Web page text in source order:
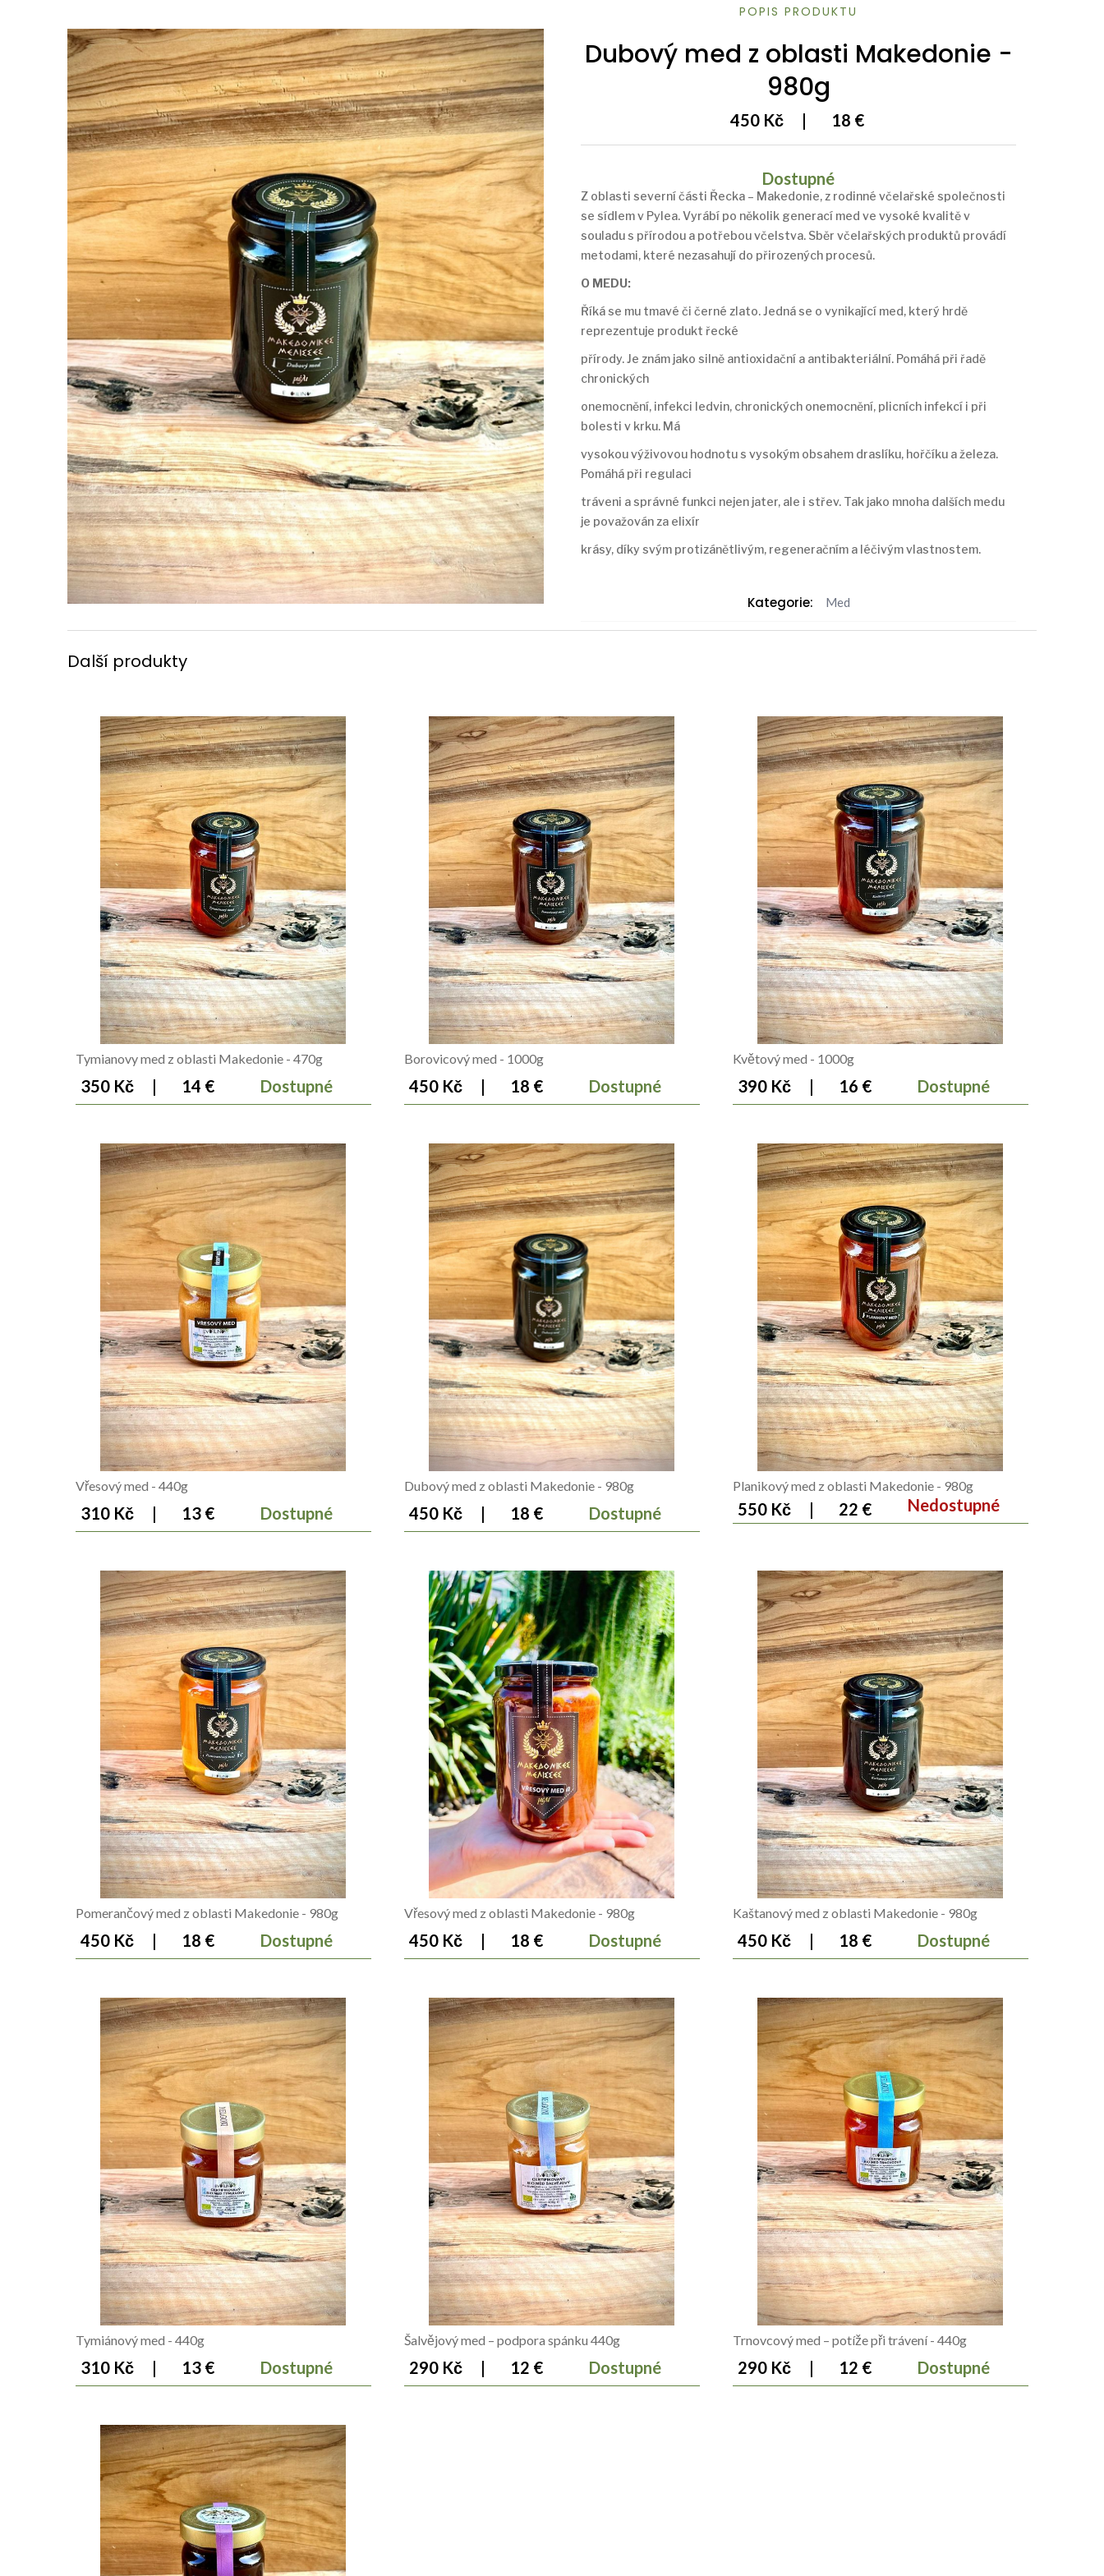
POPIS PRODUKTU
Dubový med z oblasti Makedonie -
980g
450 Kč | 18 €
Dostupné
Z oblasti severní části Řecka – Makedonie, z rodinné včelařské společnosti
se sídlem v Pylea. Vyrábí po několik generací med ve vysoké kvalitě v
souladu s přírodou a potřebou včelstva. Sběr včelařských produktů provádí
metodami, které nezasahují do přirozených procesů.
O MEDU:
Říká se mu tmavé či černé zlato. Jedná se o vynikající med, který hrdě
reprezentuje produkt řecké
přírody. Je znám jako silně antioxidační a antibakteriální. Pomáhá při řadě
chronických
onemocnění, infekci ledvin, chronických onemocnění, plicních infekcí i při
bolesti v krku. Má
vysokou výživovou hodnotu s vysokým obsahem draslíku, hořčíku a železa.
Pomáhá při regulaci
tráveni a správné funkci nejen jater, ale i střev. Tak jako mnoha dalších medu
je považován za elixír
krásy, díky svým protizánětlivým, regeneračním a léčivým vlastnostem.
Kategorie: Med
Další produkty
Tymianovy med z oblasti Makedonie - 470g
350 Kč | 14 € Dostupné
Borovicový med - 1000g
450 Kč | 18 € Dostupné
Květový med - 1000g
390 Kč | 16 € Dostupné
Vřesový med - 440g
310 Kč | 13 € Dostupné
Dubový med z oblasti Makedonie - 980g
450 Kč | 18 € Dostupné
Planikový med z oblasti Makedonie - 980g
550 Kč | 22 € Nedostupné
Pomerančový med z oblasti Makedonie - 980g
450 Kč | 18 € Dostupné
Vřesový med z oblasti Makedonie - 980g
450 Kč | 18 € Dostupné
Kaštanový med z oblasti Makedonie - 980g
450 Kč | 18 € Dostupné
Tymiánový med - 440g
310 Kč | 13 € Dostupné
Šalvějový med – podpora spánku 440g
290 Kč | 12 € Dostupné
Trnovcový med – potíže při trávení - 440g
290 Kč | 12 € Dostupné